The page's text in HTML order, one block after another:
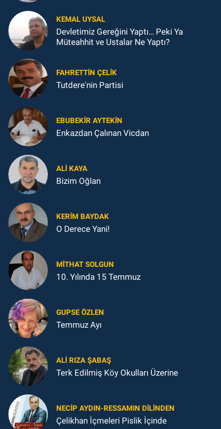
KEMAL UYSAL
Devletimiz Gereğini Yaptı… Peki Ya
Müteahhit ve Ustalar Ne Yaptı?
FAHRETTIN ÇELİK
Tutdere'nin Partisi
EBUBEKIR AYTEKIN
Enkazdan Çalınan Vicdan
ALI KAYA
Bizim Oğlan
KERIM BAYDAK
O Derece Yani!
MITHAT SOLGUN
10. Yılında 15 Temmuz
GUPSE ÖZLEN
Temmuz Ayı
ALI RIZA ŞABAŞ
Terk Edilmiş Köy Okulları Üzerine
NECIP AYDIN-RESSAMIN DILINDEN
Çelikhan İçmeleri Pislik İçinde